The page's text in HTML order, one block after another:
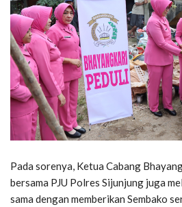
Pada sorenya, Ketua Cabang
bersama PJU Polres Sijunjung juga
sama dengan memberikan Sembako